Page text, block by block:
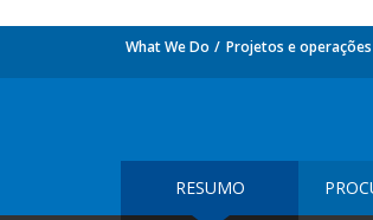
What We Do Projetos e operações
RESUMO